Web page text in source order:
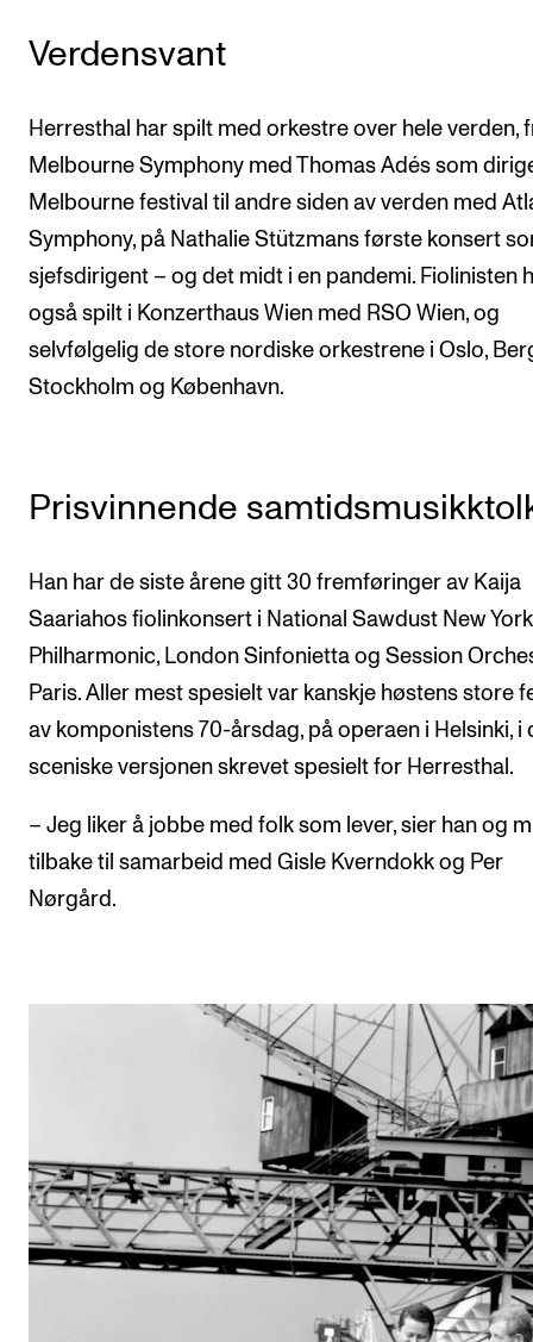
Verdensvant
Herresthal har spilt med orkestre over hele verden,
Melbourne Symphony med Thomas Adés som
Melbourne festival til andre siden av verden med
Symphony, på Nathalie Stützmans første konsert
sjefsdirigent – og det midt i en pandemi. Fiolinisten
også spilt i Konzerthaus Wien med RSO Wien, og
selvfølgelig de store nordiske orkestrene i Oslo,
Stockholm og København.
Prisvinnende
Han har de siste årene gitt 30 fremføringer av Kaija
Saariahos fiolinkonsert i National Sawdust New
Philharmonic, London Sinfonietta og Session
Paris. Aller mest spesielt var kanskje høstens store
av komponistens 70-årsdag, på operaen i Helsinki, i
sceniske versjonen skrevet spesielt for Herresthal.
– Jeg liker å jobbe med folk som lever, sier han og
tilbake til samarbeid med Gisle Kverndokk og Per
Nørgård.